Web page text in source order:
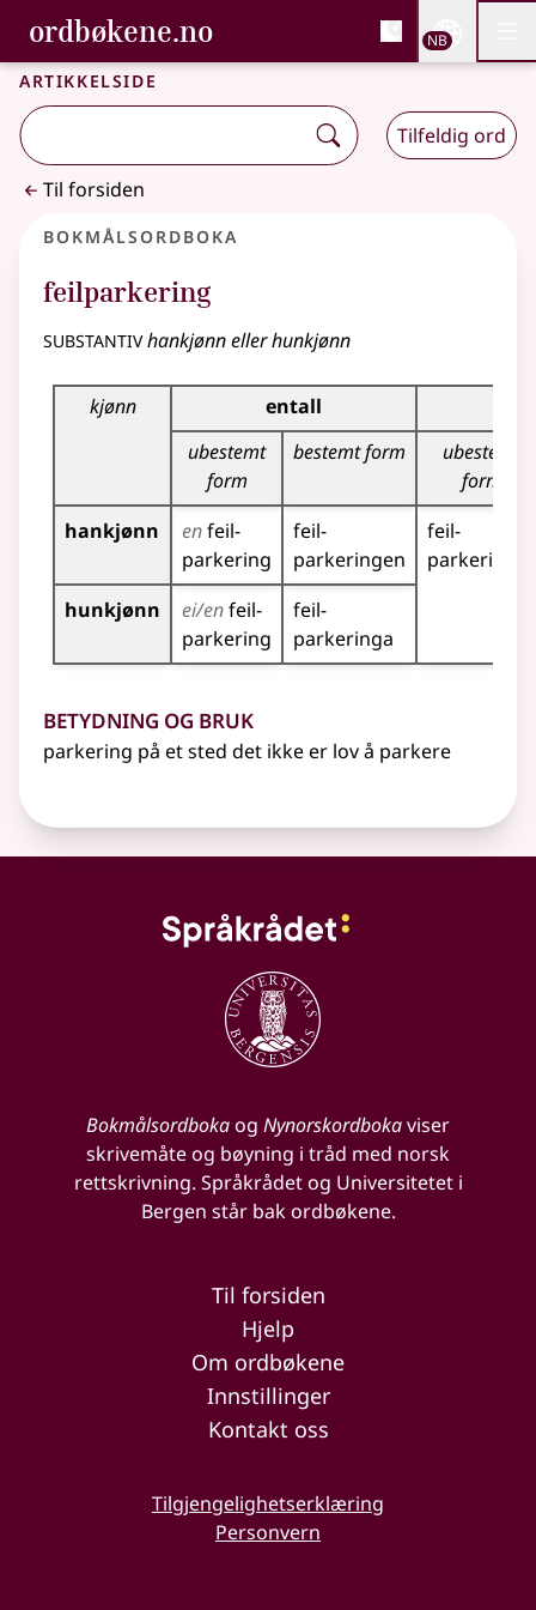
Gå til hovedinnhold
Tilgjengelighet
ordbøkene.no, Bokmålsordboka og
Bokmålsordboka og Nynorskordboka
NB
Artikkelside
Tilfeldig ord
Til forsiden
Bokmålsordboka
feilparkering
substantivhankjønn eller hunkjønn
Bøyingstabell for dette substantivet
kjønn entall
ubestemt
form
bestemt form
ubestemt
form
hankjønn
enfeil­
parkering
feil­
parkeringen
feil­
parkeringer
hunkjønn
ei/enfeil­
parkering
feil­
parkeringa
Betydning og bruk
parkering på et sted det ikke er lov å parkere
Bokmålsordbokaog Nynorskordbokaviser
skrivemåte og bøyning i tråd med norsk
rettskrivning. Språkrådet og Universitetet i
Bergen står bak ordbøkene.
Til forsiden
Hjelp
Om ordbøkene
Innstillinger
Kontakt oss
Tilgjengelighetserklæring
Personvern